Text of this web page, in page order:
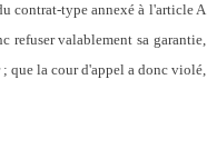
contrat-type annexé à l'article A
refuser valablement sa garantie,
que la cour d'appel a donc violé,